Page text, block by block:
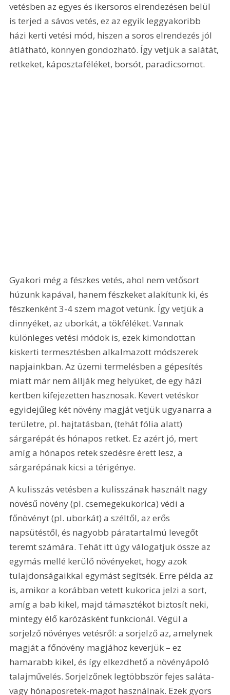
vetésben az egyes és ikersoros elrendezésen belül
is terjed a sávos vetés, ez az egyik leggyakoribb
házi kerti vetési mód, hiszen a soros elrendezés jól
átlátható, könnyen gondozható. Így vetjük a salátát,
retkeket, káposztaféléket, borsót, paradicsomot.
Gyakori még a fészkes vetés, ahol nem vetősort
húzunk kapával, hanem fészkeket alakítunk ki, és
fészkenként 3-4 szem magot vetünk. Így vetjük a
dinnyéket, az uborkát, a tökféléket. Vannak
különleges vetési módok is, ezek kimondottan
kiskerti termesztésben alkalmazott módszerek
napjainkban. Az üzemi termelésben a gépesítés
miatt már nem állják meg helyüket, de egy házi
kertben kifejezetten hasznosak. Kevert vetéskor
egyidejűleg két növény magját vetjük ugyanarra a
területre, pl. hajtatásban, (tehát fólia alatt)
sárgarépát és hónapos retket. Ez azért jó, mert
amíg a hónapos retek szedésre érett lesz, a
sárgarépának kicsi a térigénye.
A kulisszás vetésben a kulisszának használt nagy
növésű növény (pl. csemegekukorica) védi a
főnövényt (pl. uborkát) a széltől, az erős
napsütéstől, és nagyobb páratartalmú levegőt
teremt számára. Tehát itt úgy válogatjuk össze az
egymás mellé kerülő növényeket, hogy azok
tulajdonságaikkal egymást segítsék. Erre példa az
is, amikor a korábban vetett kukorica jelzi a sort,
amíg a bab kikel, majd támasztékot biztosít neki,
mintegy élő karózásként funkcionál. Végül a
sorjelző növényes vetésről: a sorjelző az, amelynek
magját a főnövény magjához keverjük – ez
hamarabb kikel, és így elkezdhető a növényápoló
talajművelés. Sorjelzőnek legtöbbször fejes saláta-
vagy hónaposretek-magot használnak. Ezek gyors